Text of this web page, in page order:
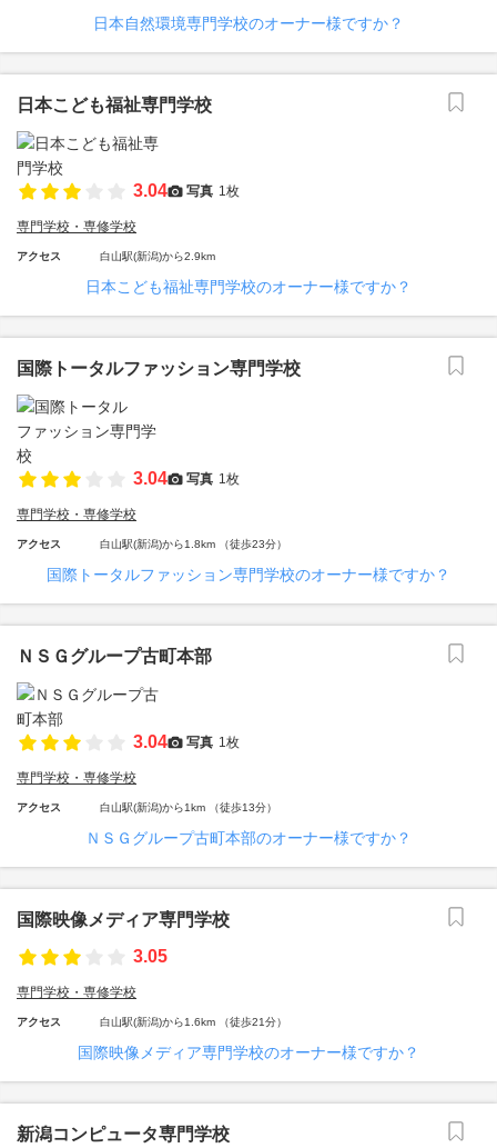
日本自然環境専門学校のオーナー様ですか？
日本こども福祉専門学校
3.04 写真 1枚
専門学校・専修学校
アクセス 白山駅(新潟)から2.9km
日本こども福祉専門学校のオーナー様ですか？
国際トータルファッション専門学校
3.04 写真 1枚
専門学校・専修学校
アクセス 白山駅(新潟)から1.8km （徒歩23分）
国際トータルファッション専門学校のオーナー様ですか？
ＮＳＧグループ古町本部
3.04 写真 1枚
専門学校・専修学校
アクセス 白山駅(新潟)から1km （徒歩13分）
ＮＳＧグループ古町本部のオーナー様ですか？
国際映像メディア専門学校
3.05
専門学校・専修学校
アクセス 白山駅(新潟)から1.6km （徒歩21分）
国際映像メディア専門学校のオーナー様ですか？
新潟コンピュータ専門学校